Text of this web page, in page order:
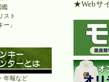
★Webサ
鑑
スト
ー」
年報など